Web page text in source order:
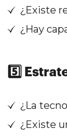
¿Existe
¿Hay
5️⃣
¿La
¿Existe